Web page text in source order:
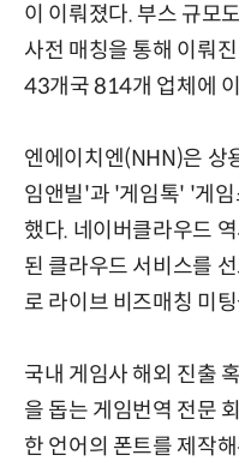
이 이뤄졌다. 부스 규모
사전 매칭을 통해 이뤄
43개국 814개 업체에
엔에이치엔(NHN)은 상
임앤빌'과 '게임톡' '게
했다. 네이버클라우드
된 클라우드 서비스를
로 라이브 비즈매칭 미
국내 게임사 해외 진출
을 돕는 게임번역 전문
한 언어의 폰트를 제작